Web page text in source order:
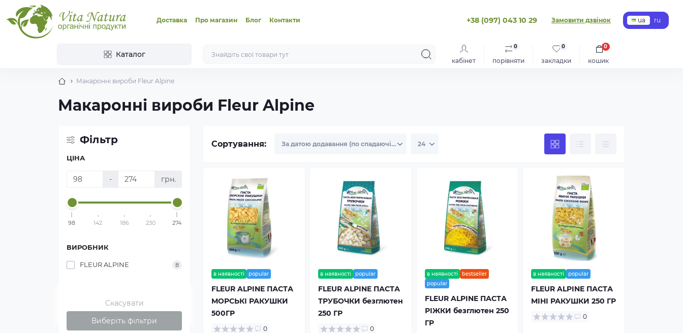
Доставка Про магазин Блог Контакти +38 (097) 043 10 29 Замовити дзвінок ua ru
Каталог
кабінет порівняти
0
закладки
0
кошик
0
Макаронні вироби Fleur Alpine
Макаронні вироби Fleur Alpine
Фільтр
ЦІНА
- грн.
98 142 186 230 274
ВИРОБНИК
FLEUR ALPINE 8
Скасувати
Виберіть фільтри
Сортування:
в наявності popular
FLEUR ALPINE ПАСТА
МОРСЬКІ РАКУШКИ
500ГР
0
в наявності popular
FLEUR ALPINE ПАСТА
ТРУБОЧКИ безглютен
250 ГР
0
в наявності
bestseller
popular
FLEUR ALPINE ПАСТА
РІЖКИ безглютен 250
ГР
в наявності popular
FLEUR ALPINE ПАСТА
МІНІ РАКУШКИ 250 ГР
0